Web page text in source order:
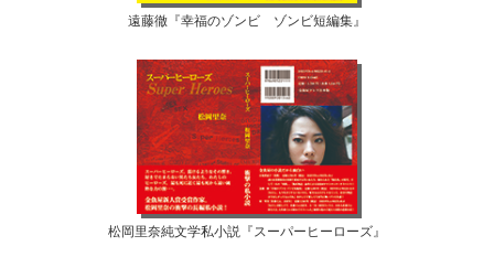
遠藤徹『幸福のゾンビ ゾンビ短編集』
松岡里奈純文学私小説『スーパーヒーローズ』